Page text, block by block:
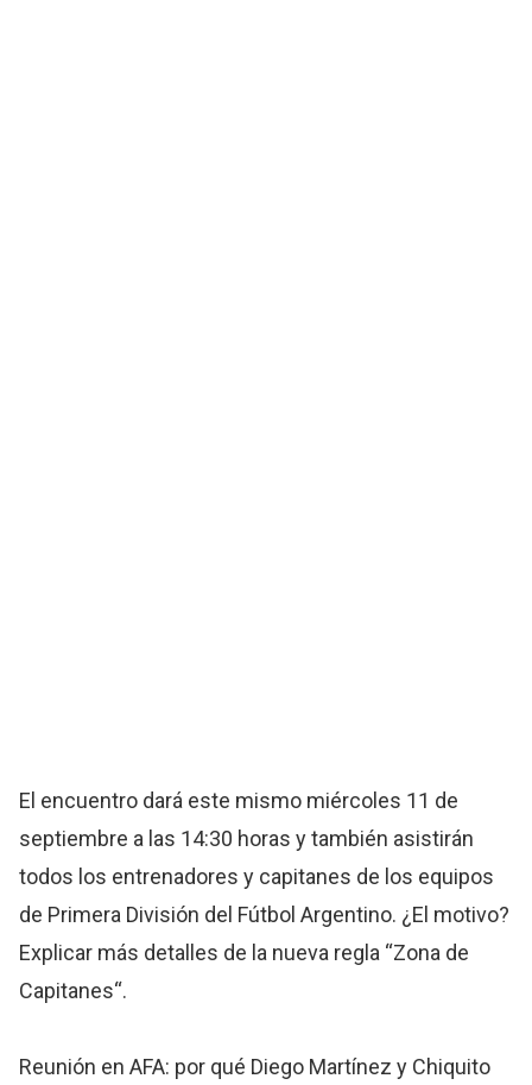
El encuentro dará este mismo miércoles 11 de
septiembre a las 14:30 horas y también asistirán
todos los entrenadores y capitanes de los equipos
de Primera División del Fútbol Argentino. ¿El motivo?
Explicar más detalles de la nueva regla “Zona de
Capitanes“.
Reunión en AFA: por qué Diego Martínez y Chiquito